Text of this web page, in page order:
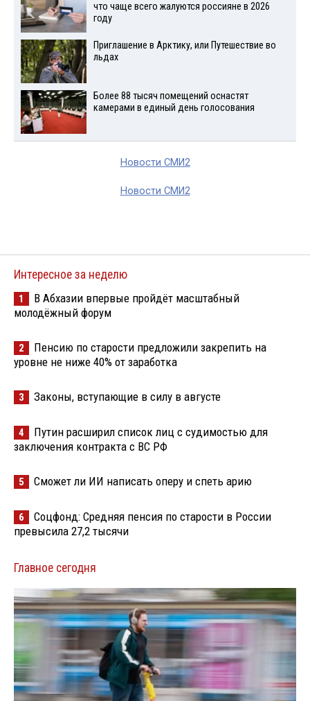
что чаще всего жалуются россияне в 2026
году
Приглашение в Арктику, или Путешествие во
льдах
Более 88 тысяч помещений оснастят
камерами в единый день голосования
Новости СМИ2
Новости СМИ2
Интересное за неделю
1
В Абхазии впервые пройдёт масштабный
молодёжный форум
2
Пенсию по старости предложили закрепить на
уровне не ниже 40% от заработка
3 Законы, вступающие в силу в августе
4
Путин расширил список лиц с судимостью для
заключения контракта с ВС РФ
5 Сможет ли ИИ написать оперу и спеть арию
6
Соцфонд: Средняя пенсия по старости в России
превысила 27,2 тысячи
Главное сегодня